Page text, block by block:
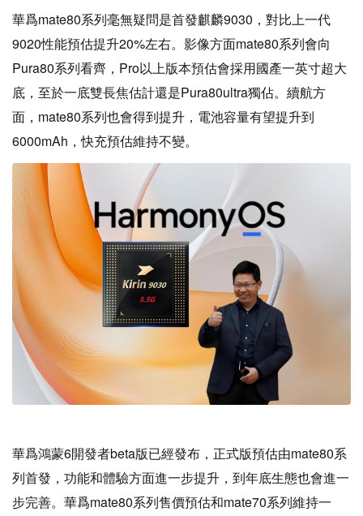
華爲mate80系列毫無疑問是首發麒麟9030，對比上一代
9020性能預估提升20%左右。影像方面mate80系列會向
Pura80系列看齊，Pro以上版本預估會採用國產一英寸超大
底，至於一底雙長焦估計還是Pura80ultra獨佔。續航方
面，mate80系列也會得到提升，電池容量有望提升到
6000mAh，快充預估維持不變。
華爲鴻蒙6開發者beta版已經發布，正式版預估由mate80系
列首發，功能和體驗方面進一步提升，到年底生態也會進一
步完善。華爲mate80系列售價預估和mate70系列維持一